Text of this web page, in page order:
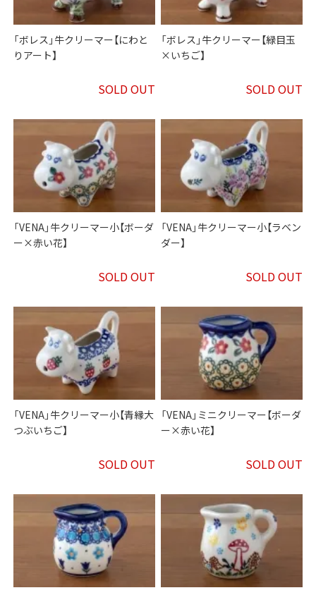
「ボレス」牛クリーマー【にわと
りアート】
SOLD OUT
「ボレス」牛クリーマー【緑目玉
×いちご】
SOLD OUT
「VENA」牛クリーマー小【ボーダ
ー×赤い花】
SOLD OUT
「VENA」牛クリーマー小【ラベン
ダー】
SOLD OUT
「VENA」牛クリーマー小【青縁大
つぶいちご】
SOLD OUT
「VENA」ミニクリーマー【ボーダ
ー×赤い花】
SOLD OUT